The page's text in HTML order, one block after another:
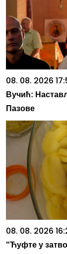
08. 08. 2026
Вучић:
Пазове
08. 08. 2026
"Ћуфте у